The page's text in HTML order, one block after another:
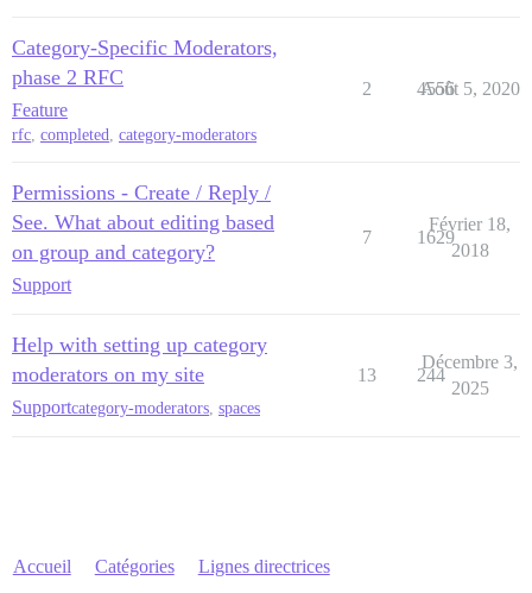
Category-Specific Moderators,
phase 2 RFC
Feature
rfc, completed, category-moderators
2 4556
Août 5, 2020
Permissions - Create / Reply /
See. What about editing based
on group and category?
Support
7 1629
Février 18,
2018
Help with setting up category
moderators on my site
Supportcategory-moderators spaces
13 244
Décembre 3,
2025
Accueil Catégories Lignes directrices